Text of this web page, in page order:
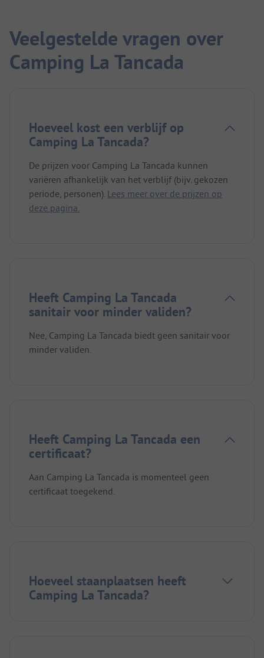
Veelgestelde vragen over
Camping La Tancada
Hoeveel kost een verblijf op
Camping La Tancada?
De prijzen voor Camping La Tancada kunnen
variëren afhankelijk van het verblijf (bijv. gekozen
periode, personen). Lees meer over de prijzen op
deze pagina.
Heeft Camping La Tancada
sanitair voor minder validen?
Nee, Camping La Tancada biedt geen sanitair voor
minder validen.
Heeft Camping La Tancada een
certificaat?
Aan Camping La Tancada is momenteel geen
certificaat toegekend.
Hoeveel staanplaatsen heeft
Camping La Tancada?